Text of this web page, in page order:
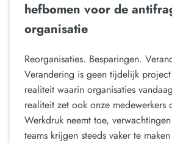
hefbomen voor de
organisatie
Reorganisaties. Besparingen.
Verandering is geen tijdelijk
realiteit waarin organisaties
realiteit zet ook onze medewerkers
Werkdruk neemt toe,
teams krijgen steeds vaker te